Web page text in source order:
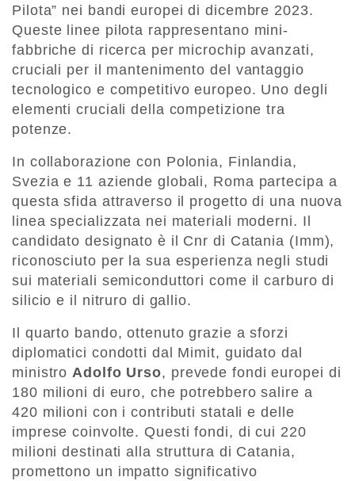
Pilota” nei bandi europei di dicembre 2023.
Queste linee pilota rappresentano mini-
fabbriche di ricerca per microchip avanzati,
cruciali per il mantenimento del vantaggio
tecnologico e competitivo europeo. Uno degli
elementi cruciali della competizione tra
potenze.
In collaborazione con Polonia, Finlandia,
Svezia e 11 aziende globali, Roma partecipa a
questa sfida attraverso il progetto di una nuova
linea specializzata nei materiali moderni. Il
candidato designato è il Cnr di Catania (Imm),
riconosciuto per la sua esperienza negli studi
sui materiali semiconduttori come il carburo di
silicio e il nitruro di gallio.
Il quarto bando, ottenuto grazie a sforzi
diplomatici condotti dal Mimit, guidato dal
ministroAdolfo Urso, prevede fondi europei di
180 milioni di euro, che potrebbero salire a
420 milioni con i contributi statali e delle
imprese coinvolte. Questi fondi, di cui 220
milioni destinati alla struttura di Catania,
promettono un impatto significativo